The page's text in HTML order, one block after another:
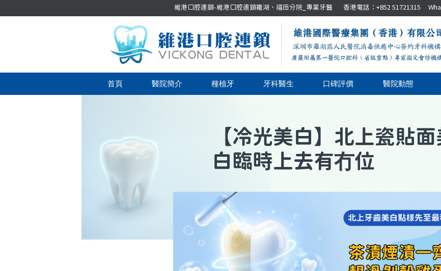
維港口腔連鎖-維港口腔連鎖羅湖、福田分院_專業牙醫 香港電話：+852 51721315
首頁 醫院簡介 種植牙 牙科醫生 口碑評價 醫院動態
【冷光美白】 北上瓷貼面
白臨時上去有冇位